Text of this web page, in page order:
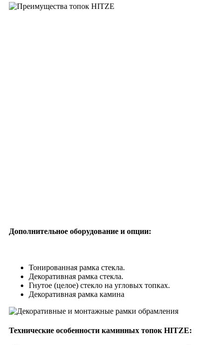
Дополнительное оборудование и опции:
Тонированная рамка стекла.
Декоративная рамка стекла.
Гнутое (целое) стекло на угловых топках.
Декоративная рамка камина
Технические особенности каминных топок HITZE: